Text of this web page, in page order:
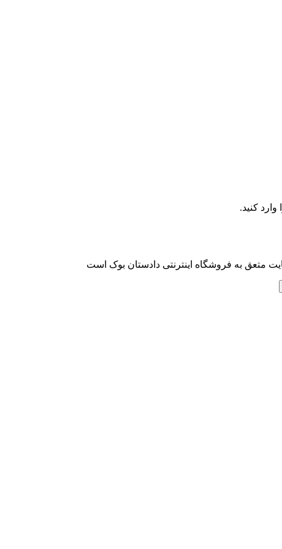
کنید.
متعق به فروشگاه اینترنتی دادستان بوک است